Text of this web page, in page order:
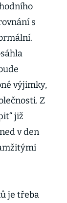
s
výjimky,
Z
již
v den
je třeba